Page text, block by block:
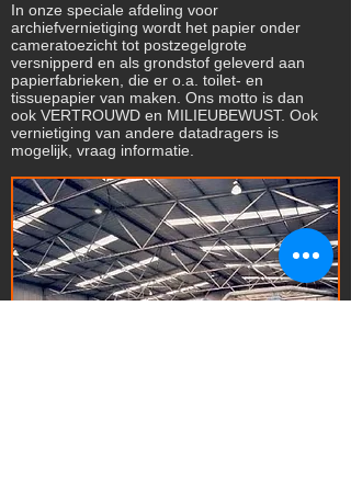
In onze speciale afdeling voor
archiefvernietiging wordt het papier onder
cameratoezicht tot postzegelgrote
versnipperd en als grondstof geleverd aan
papierfabrieken, die er o.a. toilet- en
tissuepapier van maken. Ons motto is dan
ook VERTROUWD en MILIEUBEWUST. Ook
vernietiging van andere datadragers is
mogelijk, vraag informatie.